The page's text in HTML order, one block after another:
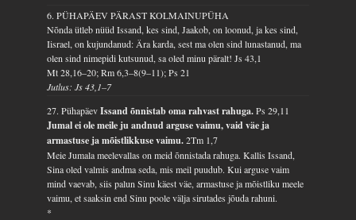
6. PÜHAPÄEV PÄRAST KOLMAINUPÜHA
Nõnda ütleb nüüd Issand, kes sind, Jaakob, on loonud, ja kes sind,
Iisrael, on kujundanud: Ära karda, sest ma olen sind lunastanud, ma
olen sind nimepidi kutsunud, sa oled minu päralt!Js 43,1
Mt 28,16–20; Rm 6,3–8(9–11); Ps 21
Jutlus: Js 43,1–7
27. PühapäevIssand õnnistab oma rahvast rahuga.Ps 29,11
Jumal ei ole meile ju andnud arguse vaimu, vaid väe ja
armastuse ja mõistlikkuse vaimu.2Tm 1,7
Meie Jumala meelevallas on meid õnnistada rahuga. Kallis Issand,
Sina oled valmis andma seda, mis meil puudub. Kui arguse vaim
mind vaevab, siis palun Sinu käest väe, armastuse ja mõistliku meele
vaimu, et saaksin end Sinu poole välja sirutades jõuda rahuni.
*